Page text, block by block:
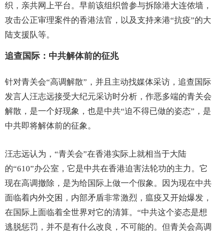
织，亲共网上平台。早前该组织曾参与拆除港大连侬墙，
攻击公正审理案件的香港法官，以及支持来港“抗疫”的大
陆支援队等。
追查国际：中共解体前的征兆
针对青关会“高调解散”，并且主动找媒体采访，追查国际
发言人汪志远接受大纪元采访时分析，作恶多端的青关会
解散，是一个好现象，也是中共“迫不得已做的姿态”，是
中共即将解体前的征象。
汪志远认为，“青关会”在香港实际上就相当于大陆
的“610”办公室，它是中共在香港迫害法轮功的主力。它
现在高调撤除，是为给国际上做一个假象。因为现在中共
面临着内外交困，内部矛盾非常激烈，瘟疫又开始爆发，
在国际上面临着全世界对它的清算。“中共这个姿态是想
逃脱惩罚，并不是有什么改良，不可能的。但青关会高调